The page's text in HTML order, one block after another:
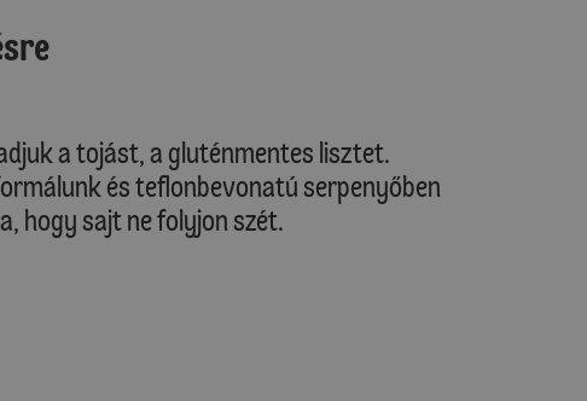
a tojást, a gluténmentes lisztet.
és teflonbevonatú serpenyőben
hogy sajt ne folyjon szét.